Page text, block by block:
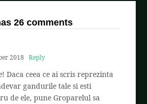
26 comments
2018
Reply
Daca ceea ce ai scris reprezinta
gandurile tale si esti
de ele, pune Groparelul sa